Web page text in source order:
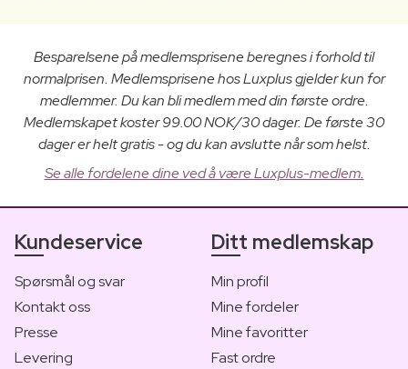
Besparelsene på medlemsprisene beregnes i forhold til
normalprisen. Medlemsprisene hos Luxplus gjelder kun for
medlemmer. Du kan bli medlem med din første ordre.
Medlemskapet koster 99.00 NOK/30 dager. De første 30
dager er helt gratis - og du kan avslutte når som helst.
Se alle fordelene dine ved å være Luxplus-medlem.
Kundeservice
Spørsmål og svar
Kontakt oss
Presse
Levering
Ditt medlemskap
Min profil
Mine fordeler
Mine favoritter
Fast ordre